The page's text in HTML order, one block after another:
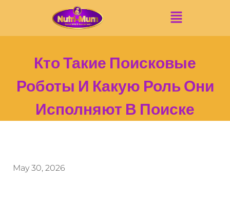
Кто Такие Поисковые
Роботы И Какую Роль Они
Исполняют В Поиске
May 30, 2026